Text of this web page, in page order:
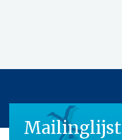
Mailinglijst